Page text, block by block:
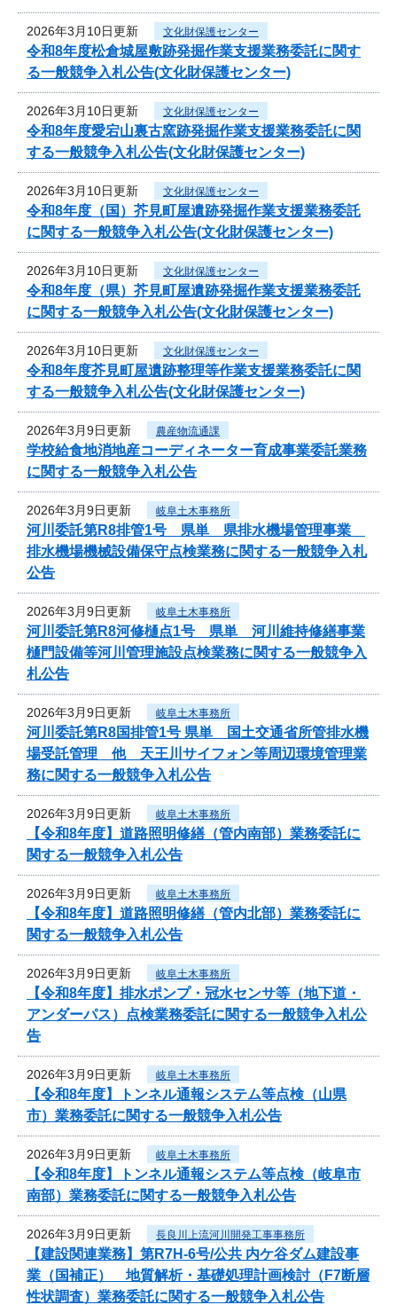
2026年3月10日更新 文化財保護センター
令和8年度松倉城屋敷跡発掘作業支援業務委託に関す
る一般競争入札公告(文化財保護センター)
2026年3月10日更新 文化財保護センター
令和8年度愛宕山裏古窯跡発掘作業支援業務委託に関
する一般競争入札公告(文化財保護センター)
2026年3月10日更新 文化財保護センター
令和8年度（国）芥見町屋遺跡発掘作業支援業務委託
に関する一般競争入札公告(文化財保護センター)
2026年3月10日更新 文化財保護センター
令和8年度（県）芥見町屋遺跡発掘作業支援業務委託
に関する一般競争入札公告(文化財保護センター)
2026年3月10日更新 文化財保護センター
令和8年度芥見町屋遺跡整理等作業支援業務委託に関
する一般競争入札公告(文化財保護センター)
2026年3月9日更新 農産物流通課
学校給食地消地産コーディネーター育成事業委託業務
に関する一般競争入札公告
2026年3月9日更新 岐阜土木事務所
河川委託第R8排管1号 県単 県排水機場管理事業
排水機場機械設備保守点検業務に関する一般競争入札
公告
2026年3月9日更新 岐阜土木事務所
河川委託第R8河修樋点1号 県単 河川維持修繕事業
樋門設備等河川管理施設点検業務に関する一般競争入
札公告
2026年3月9日更新 岐阜土木事務所
河川委託第R8国排管1号 県単 国土交通省所管排水機
場受託管理 他 天王川サイフォン等周辺環境管理業
務に関する一般競争入札公告
2026年3月9日更新 岐阜土木事務所
【令和8年度】道路照明修繕（管内南部）業務委託に
関する一般競争入札公告
2026年3月9日更新 岐阜土木事務所
【令和8年度】道路照明修繕（管内北部）業務委託に
関する一般競争入札公告
2026年3月9日更新 岐阜土木事務所
【令和8年度】排水ポンプ・冠水センサ等（地下道・
アンダーパス）点検業務委託に関する一般競争入札公
告
2026年3月9日更新 岐阜土木事務所
【令和8年度】トンネル通報システム等点検（山県
市）業務委託に関する一般競争入札公告
2026年3月9日更新 岐阜土木事務所
【令和8年度】トンネル通報システム等点検（岐阜市
南部）業務委託に関する一般競争入札公告
2026年3月9日更新 長良川上流河川開発工事事務所
【建設関連業務】第R7H-6号/公共 内ケ谷ダム建設事
業（国補正） 地質解析・基礎処理計画検討（F7断層
性状調査）業務委託に関する一般競争入札公告